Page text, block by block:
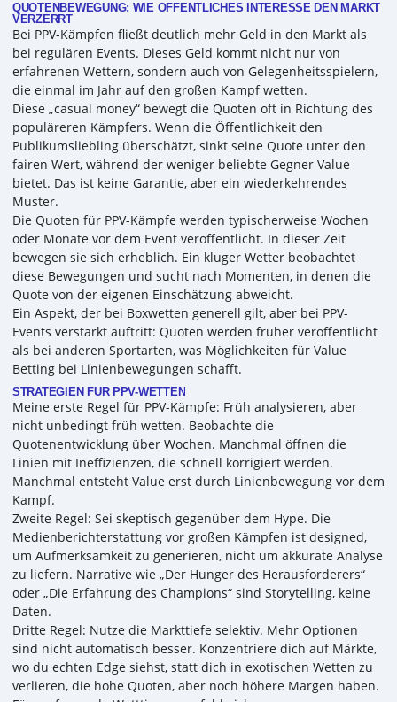
QUOTENBEWEGUNG: WIE ÖFFENTLICHES INTERESSE DEN MARKT
VERZERRT
Bei PPV-Kämpfen fließt deutlich mehr Geld in den Markt als
bei regulären Events. Dieses Geld kommt nicht nur von
erfahrenen Wettern, sondern auch von Gelegenheitsspielern,
die einmal im Jahr auf den großen Kampf wetten.
Diese „casual money“ bewegt die Quoten oft in Richtung des
populäreren Kämpfers. Wenn die Öffentlichkeit den
Publikumsliebling überschätzt, sinkt seine Quote unter den
fairen Wert, während der weniger beliebte Gegner Value
bietet. Das ist keine Garantie, aber ein wiederkehrendes
Muster.
Die Quoten für PPV-Kämpfe werden typischerweise Wochen
oder Monate vor dem Event veröffentlicht. In dieser Zeit
bewegen sie sich erheblich. Ein kluger Wetter beobachtet
diese Bewegungen und sucht nach Momenten, in denen die
Quote von der eigenen Einschätzung abweicht.
Ein Aspekt, der bei Boxwetten generell gilt, aber bei PPV-
Events verstärkt auftritt: Quoten werden früher veröffentlicht
als bei anderen Sportarten, was Möglichkeiten für Value
Betting bei Linienbewegungen schafft.
STRATEGIEN FÜR PPV-WETTEN
Meine erste Regel für PPV-Kämpfe: Früh analysieren, aber
nicht unbedingt früh wetten. Beobachte die
Quotenentwicklung über Wochen. Manchmal öffnen die
Linien mit Ineffizienzen, die schnell korrigiert werden.
Manchmal entsteht Value erst durch Linienbewegung vor dem
Kampf.
Zweite Regel: Sei skeptisch gegenüber dem Hype. Die
Medienberichterstattung vor großen Kämpfen ist designed,
um Aufmerksamkeit zu generieren, nicht um akkurate Analyse
zu liefern. Narrative wie „Der Hunger des Herausforderers“
oder „Die Erfahrung des Champions“ sind Storytelling, keine
Daten.
Dritte Regel: Nutze die Markttiefe selektiv. Mehr Optionen
sind nicht automatisch besser. Konzentriere dich auf Märkte,
wo du echten Edge siehst, statt dich in exotischen Wetten zu
verlieren, die hohe Quoten, aber noch höhere Margen haben.